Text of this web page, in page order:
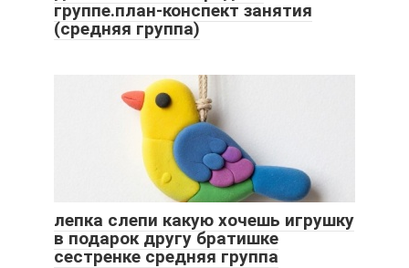
группе.план-конспект занятия
(средняя группа)
лепка слепи какую хочешь игрушку
в подарок другу братишке
сестренке средняя группа